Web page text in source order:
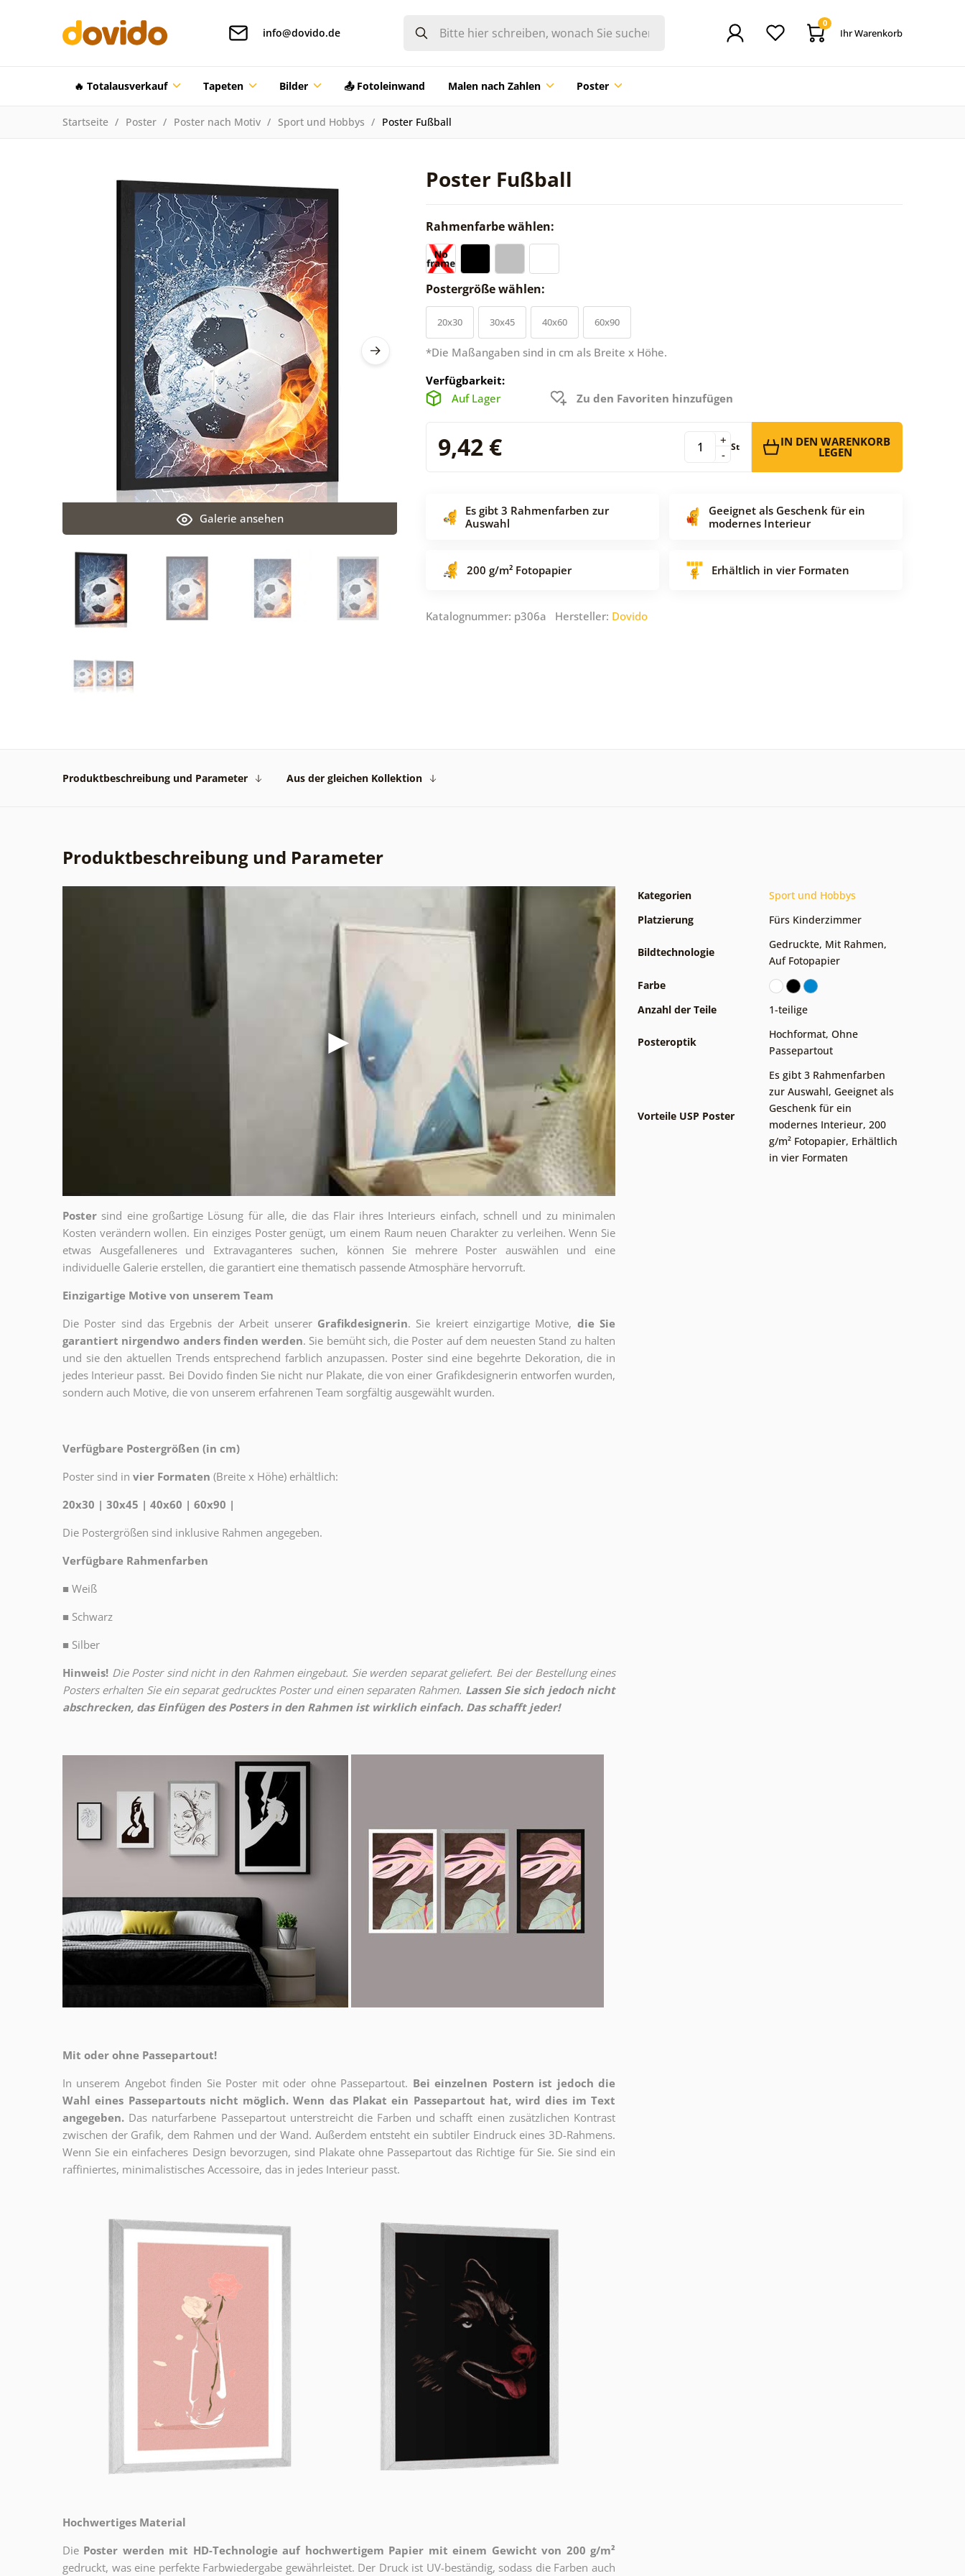
info@dovido.de
0
Ihr Warenkorb
🔥 Totalausverkauf Tapeten Bilder 📤 Fotoleinwand Malen nach Zahlen Poster
Startseite Poster Poster nach Motiv Sport und Hobbys Poster Fußball
Poster Fußball
Galerie ansehen
Rahmenfarbe wählen:
Postergröße wählen:
20x30 30x45 40x60 60x90
*Die Maßangaben sind in cm als Breite x Höhe.
Verfügbarkeit:
Auf Lager
Zu den Favoriten hinzufügen
9,42 € -
+ St IN DEN WARENKORB
LEGEN
Es gibt 3 Rahmenfarben zur
Auswahl
Geeignet als Geschenk für ein
modernes Interieur
200 g/m² Fotopapier Erhältlich in vier Formaten
Katalognummer: p306a Hersteller: Dovido
Produktbeschreibung und Parameter Aus der gleichen Kollektion
Produktbeschreibung und Parameter
Poster sind eine großartige Lösung für alle, die das Flair ihres Interieurs einfach, schnell und zu minimalen
Kosten verändern wollen. Ein einziges Poster genügt, um einem Raum neuen Charakter zu verleihen. Wenn Sie
etwas Ausgefalleneres und Extravaganteres suchen, können Sie mehrere Poster auswählen und eine
individuelle Galerie erstellen, die garantiert eine thematisch passende Atmosphäre hervorruft.
Einzigartige Motive von unserem Team
Die Poster sind das Ergebnis der Arbeit unserer Grafikdesignerin. Sie kreiert einzigartige Motive, die Sie
garantiert nirgendwo anders finden werden. Sie bemüht sich, die Poster auf dem neuesten Stand zu halten
und sie den aktuellen Trends entsprechend farblich anzupassen. Poster sind eine begehrte Dekoration, die in
jedes Interieur passt. Bei Dovido finden Sie nicht nur Plakate, die von einer Grafikdesignerin entworfen wurden,
sondern auch Motive, die von unserem erfahrenen Team sorgfältig ausgewählt wurden.
Verfügbare Postergrößen (in cm)
Poster sind in vier Formaten (Breite x Höhe) erhältlich:
20x30 | 30x45 | 40x60 | 60x90 |
Die Postergrößen sind inklusive Rahmen angegeben.
Verfügbare Rahmenfarben
■ Weiß
■ Schwarz
■ Silber
Hinweis! Die Poster sind nicht in den Rahmen eingebaut. Sie werden separat geliefert. Bei der Bestellung eines
Posters erhalten Sie ein separat gedrucktes Poster und einen separaten Rahmen. Lassen Sie sich jedoch nicht
abschrecken, das Einfügen des Posters in den Rahmen ist wirklich einfach. Das schafft jeder!
Mit oder ohne Passepartout!
In unserem Angebot finden Sie Poster mit oder ohne Passepartout. Bei einzelnen Postern ist jedoch die
Wahl eines Passepartouts nicht möglich. Wenn das Plakat ein Passepartout hat, wird dies im Text
angegeben. Das naturfarbene Passepartout unterstreicht die Farben und schafft einen zusätzlichen Kontrast
zwischen der Grafik, dem Rahmen und der Wand. Außerdem entsteht ein subtiler Eindruck eines 3D-Rahmens.
Wenn Sie ein einfacheres Design bevorzugen, sind Plakate ohne Passepartout das Richtige für Sie. Sie sind ein
raffiniertes, minimalistisches Accessoire, das in jedes Interieur passt.
Hochwertiges Material
Die Poster werden mit HD-Technologie auf hochwertigem Papier mit einem Gewicht von 200 g/m²
gedruckt, was eine perfekte Farbwiedergabe gewährleistet. Der Druck ist UV-beständig, sodass die Farben auch
Kategorien
Sport und Hobbys
Platzierung
Fürs Kinderzimmer
Bildtechnologie
Gedruckte, Mit Rahmen,
Auf Fotopapier
Farbe
Anzahl der Teile
1-teilige
Posteroptik
Hochformat, Ohne
Passepartout
Vorteile USP Poster
Es gibt 3 Rahmenfarben
zur Auswahl, Geeignet als
Geschenk für ein
modernes Interieur, 200
g/m² Fotopapier, Erhältlich
in vier Formaten